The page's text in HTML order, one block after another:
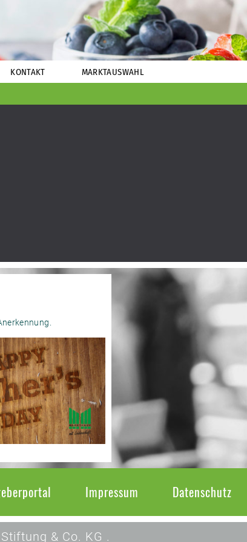
KONTAKT MARKTAUSWAHL
Impressum Datenschutz
& Co. KG .